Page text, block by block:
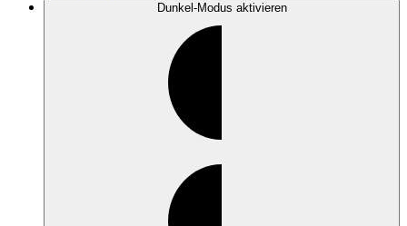
Dunkel-Modus aktivieren